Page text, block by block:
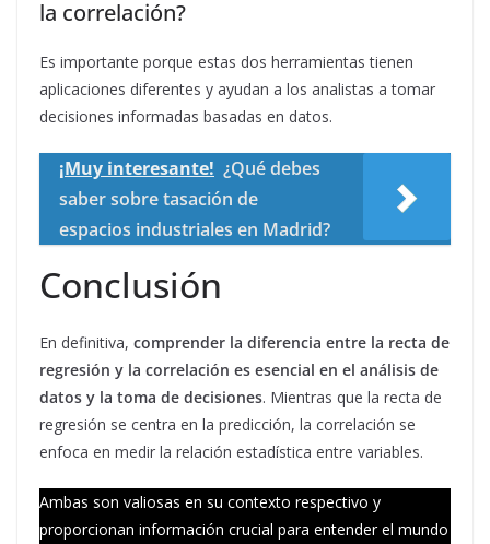
la correlación?
Es importante porque estas dos herramientas tienen
aplicaciones diferentes y ayudan a los analistas a tomar
decisiones informadas basadas en datos.
¡Muy interesante! ¿Qué debes
saber sobre tasación de
espacios industriales en Madrid?
Conclusión
En definitiva, comprender la diferencia entre la recta de
regresión y la correlación es esencial en el análisis de
datos y la toma de decisiones. Mientras que la recta de
regresión se centra en la predicción, la correlación se
enfoca en medir la relación estadística entre variables.
Ambas son valiosas en su contexto respectivo y
proporcionan información crucial para entender el mundo